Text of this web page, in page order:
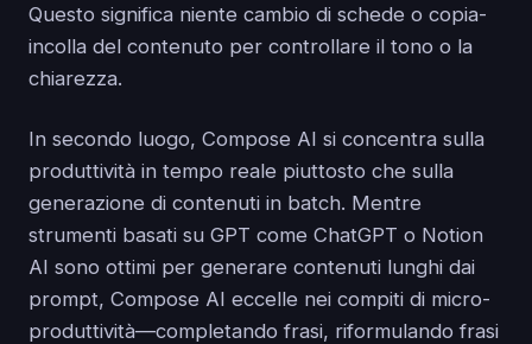
Questo significa niente cambio di schede o copia-
incolla del contenuto per controllare il tono o la
chiarezza.
In secondo luogo, Compose AI si concentra sulla
produttività in tempo reale piuttosto che sulla
generazione di contenuti in batch. Mentre
strumenti basati su GPT come ChatGPT o Notion
AI sono ottimi per generare contenuti lunghi dai
prompt, Compose AI eccelle nei compiti di micro-
produttività—completando frasi, riformulando frasi